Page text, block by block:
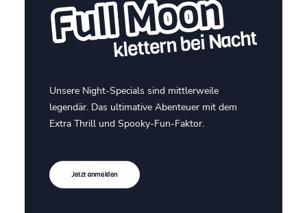
Unsere Night-Specials sind mittlerweile
legendär. Das ultimative Abenteuer mit dem
Extra Thrill und Spooky-Fun-Faktor.
Jetzt anmelden